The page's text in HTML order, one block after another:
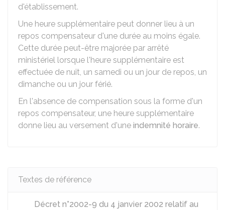
d'établissement.
Une heure supplémentaire peut donner lieu à un
repos compensateur d'une durée au moins égale.
Cette durée peut-être majorée par arrêté
ministériel lorsque l'heure supplémentaire est
effectuée de nuit, un samedi ou un jour de repos, un
dimanche ou un jour férié.
En l'absence de compensation sous la forme d'un
repos compensateur, une heure supplémentaire
donne lieu au versement d'une indemnité horaire.
Textes de référence
Décret n°2002-9 du 4 janvier 2002 relatif au